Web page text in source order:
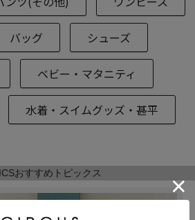
バッグ シューズ
ベビー・マタニティ
水着・スイムグッズ・甚平
おすすめトピックス